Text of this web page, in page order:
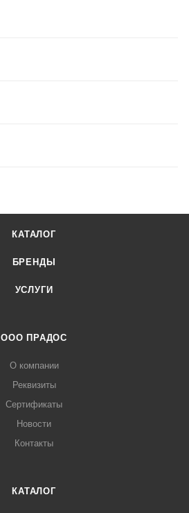
КАТАЛОГ
БРЕНДЫ
УСЛУГИ
ООО ПРАДОС
О компании
Реквизиты
Сертификаты
Новости
Контакты
КАТАЛОГ